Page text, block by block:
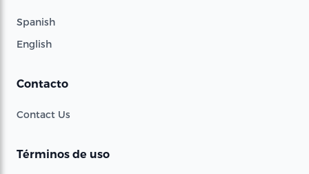
Spanish
English
Contacto
Contact Us
Términos de uso